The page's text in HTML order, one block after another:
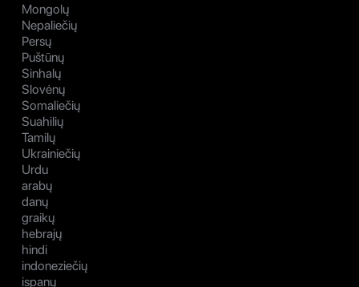
Mongolų
Nepaliečių
Persų
Puštūnų
Sinhalų
Slovėnų
Somaliečių
Suahilių
Tamilų
Ukrainiečių
Urdu
arabų
danų
graikų
hebrajų
hindi
indoneziečių
ispanų